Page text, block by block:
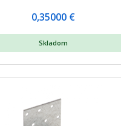
0,35000 €
Skladom